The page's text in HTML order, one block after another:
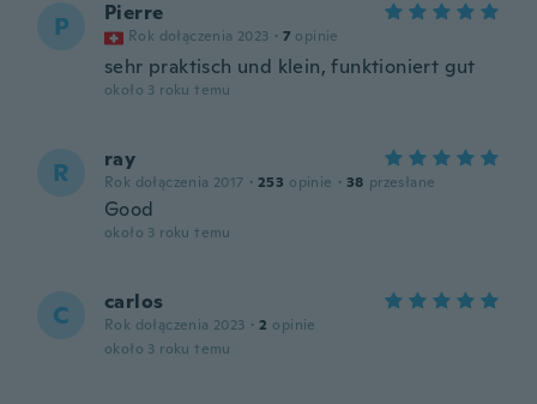
P Pierre
Rok dołączenia 2023 · 7 opinie
sehr praktisch und klein, funktioniert gut
około 3 roku temu
R ray
Rok dołączenia 2017 · 253 opinie · 38 przesłane
Good
około 3 roku temu
C carlos
Rok dołączenia 2023 · 2 opinie
około 3 roku temu